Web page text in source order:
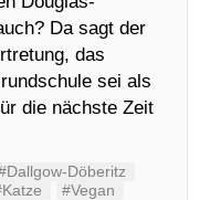
Da sagt der
das
sei als
die nächste Zeit
Döberitz
#Vegan